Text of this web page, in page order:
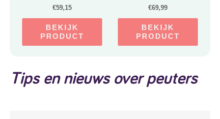
€59,15
BEKIJK
PRODUCT
€69,99
BEKIJK
PRODUCT
Tips en nieuws over peuters